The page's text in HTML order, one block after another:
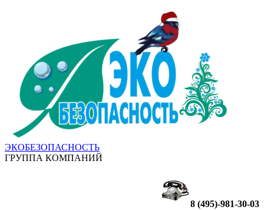
ЭКОБЕЗОПАСНОСТЬ
ГРУППА КОМПАНИЙ
8 (495)-981-30-03